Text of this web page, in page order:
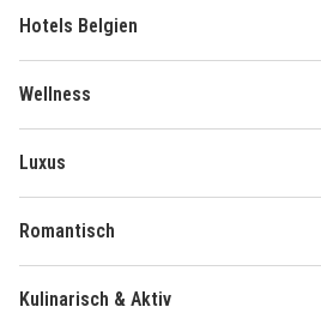
Hotels Belgien
Wellness
Luxus
Romantisch
Kulinarisch & Aktiv